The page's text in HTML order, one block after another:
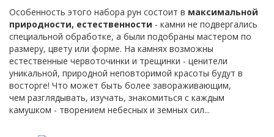
Особенность этого набора рун состоит в максимальной
природности, естественности - камни не подвергались
специальной обработке, а были подобраны мастером по
размеру, цвету или форме. На камнях возможны
естественные червоточинки и трещинки - ценители
уникальной, природной неповторимой красоты будут в
восторге! Что может быть более завораживающим,
чем разглядывать, изучать, знакомиться с каждым
камушком - творением небесных и земных сил...